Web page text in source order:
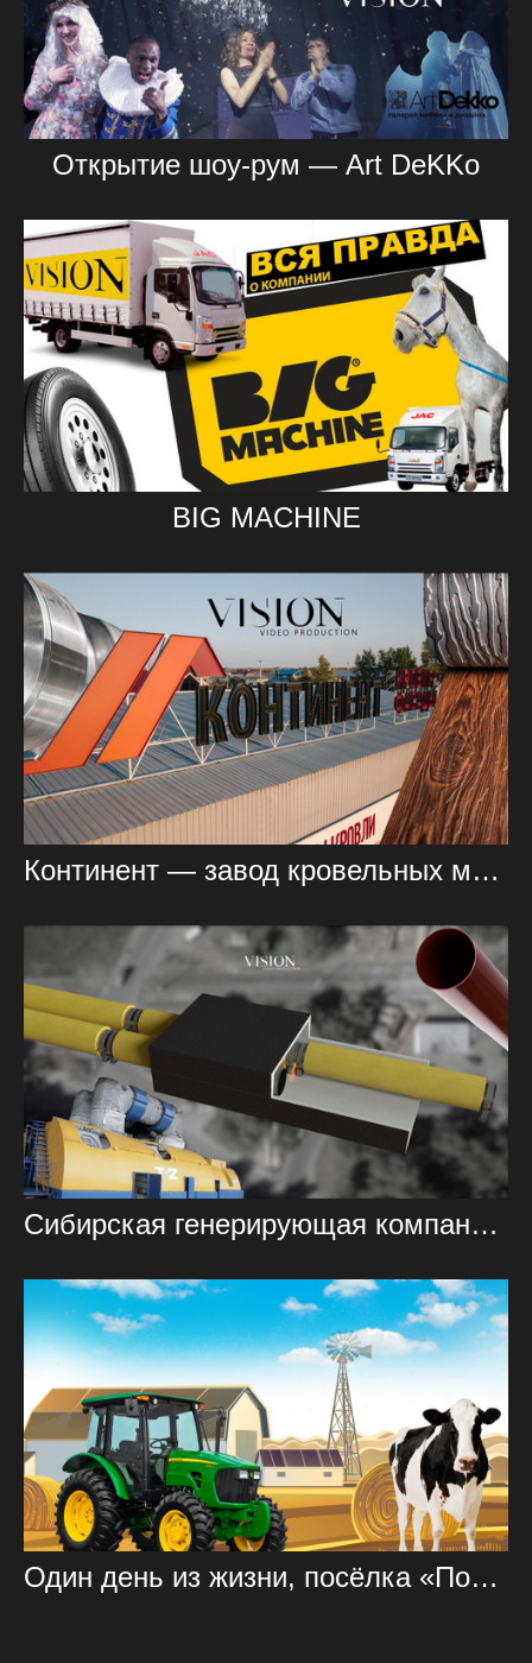
Открытие шоу-рум — Art DeKKo
BIG MACHINE
Континент — завод кровельных материалов
Сибирская генерирующая компания (СГК)
Один день из жизни, посёлка «Победим»